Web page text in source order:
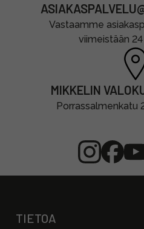
Vastaamme
viimeistään
MIKKELIN
Porrassalmenkatu
TIETOA